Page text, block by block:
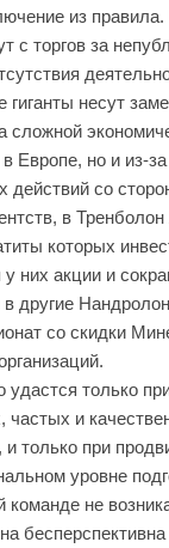
из
с торгов за
гиганты несут
сложной
Европе, но и из-
действий со
в
которых
них акции и
в другие Нандролон
со скидки
удастся только
частых и
и только при
уровне
команде не